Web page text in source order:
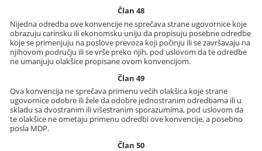
Član 48
Nijedna odredba ove konvencije ne sprečava strane ugovornice koje
obrazuju carinsku ili ekonomsku uniju da propisuju posebne odredbe
koje se primenjuju na poslove prevoza koji počinju ili se završavaju na
njihovom području ili se vrše preko njih, pod uslovom da te odredbe
ne umanjuju olakšice propisane ovom konvencijom.
Član 49
Ova konvencija ne sprečava primenu većih olakšica koje strane
ugovornice odobre ili žele da odobre jednostranim odredbama ili u
skladu sa dvostranim ili višestranim sporazumima, pod uslovom da
te olakšice ne ometaju primenu odredbi ove konvencije, a posebno
posla MDP.
Član 50